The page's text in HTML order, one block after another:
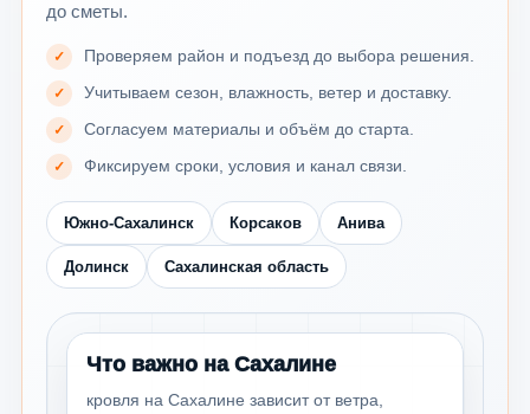
до сметы.
Проверяем район и подъезд до выбора решения.
Учитываем сезон, влажность, ветер и доставку.
Согласуем материалы и объём до старта.
Фиксируем сроки, условия и канал связи.
Южно-Сахалинск Корсаков Анива
Долинск Сахалинская область
Что важно на Сахалине
кровля на Сахалине зависит от ветра,